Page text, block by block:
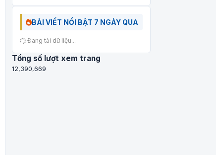
BÀI VIẾT NỔI BẬT 7 NGÀY QUA
Đang tải dữ liệu...
Tổng số lượt xem trang
12,390,669